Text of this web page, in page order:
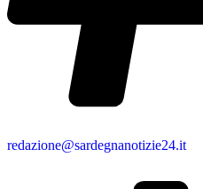
redazione@sardegnanotizie24.it